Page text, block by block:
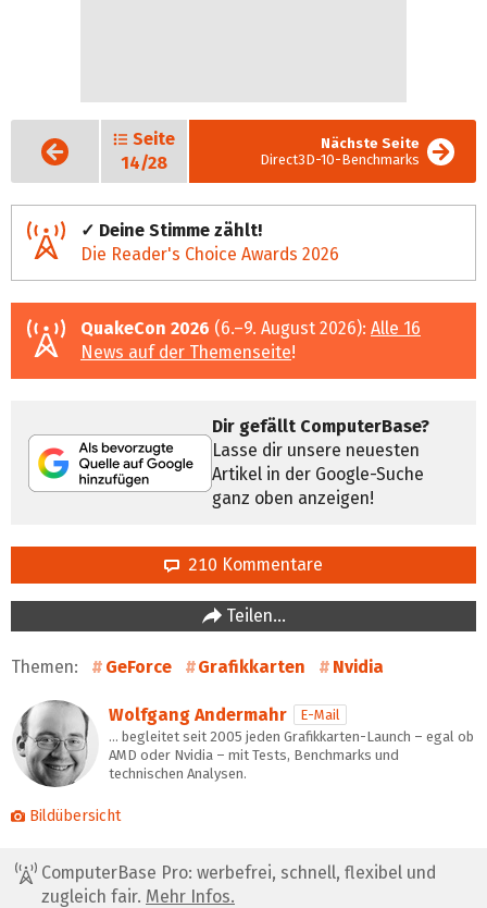
Vorige
Seite
Seite
14/28
Nächste Seite
Direct3D-10-Benchmarks
✓ Deine Stimme zählt!
Die Reader's Choice Awards 2026
QuakeCon 2026 (6.–9. August 2026): Alle 16
News auf der Themenseite!
Dir gefällt ComputerBase?
Lasse dir unsere neuesten
Artikel in der Google-Suche
ganz oben anzeigen!
210 Kommentare
Teilen…
Themen: GeForce Grafikkarten Nvidia
Wolfgang Andermahr
E-Mail
… begleitet seit 2005 jeden Grafikkarten-Launch – egal ob
AMD oder Nvidia – mit Tests, Benchmarks und
technischen Analysen.
Bildübersicht
ComputerBase Pro: werbefrei, schnell, flexibel und
zugleich fair. Mehr Infos.